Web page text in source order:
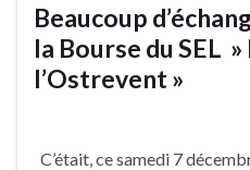
Beaucoup
la Bourse du SEL
l’Ostrevent »
C’était, ce samedi 7